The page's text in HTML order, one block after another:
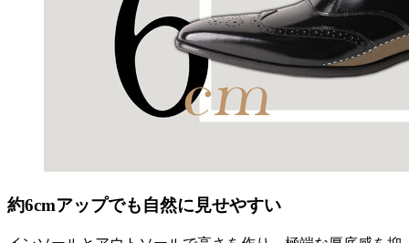
約6cmアップでも自然に見せやすい